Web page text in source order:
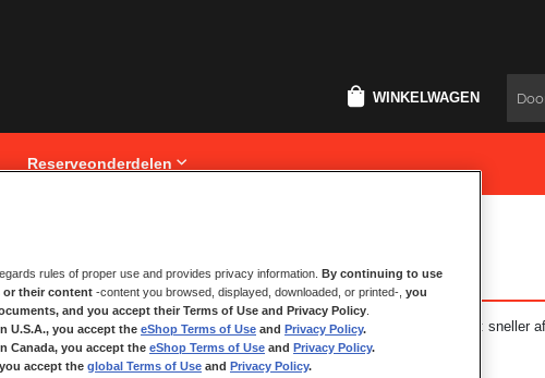
WINKELWAGEN
Reserveonderdelen
NIEUWE KLANTEN
Het aanmaken van een account heeft vele voordelen: sneller
registreren, volgen van bestellingen en meer.
rules of proper use and provides privacy information.
By continuing to use
or their content -content you browsed, displayed, downloaded, or printed-, you
and you accept their Terms of Use and Privacy Policy
U.S.A., you accept the eShop Terms of Use and Privacy Policy.
Canada, you accept the eShop Terms of Use and Privacy Policy.
accept the global Terms of Use and Privacy Policy.